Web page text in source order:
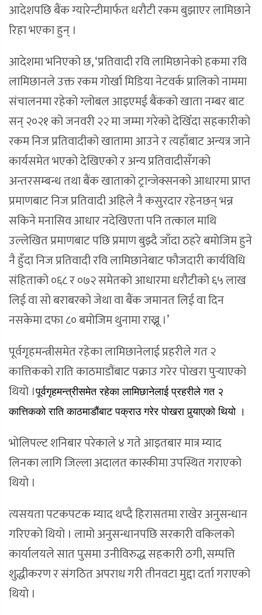
आदेशपछि बैंक ग्यारेन्टीमार्फत धरौटी रकम बुझाएर लामिछाने
रिहा भएका हुन् ।
आदेशमा भनिएको छ, ‘प्रतिवादी रवि लामिछानेको हकमा रवि
लामिछानले उक्त रकम गोर्खा मिडिया नेटवर्क प्रालिको नाममा
संचालनमा रहेको ग्लोबल आइएमई बैंकको खाता नम्बर बाट
सन् २०२१ को जनवरी २२ मा जम्मा गरेको देखिँदा सहकारीको
रकम निज प्रतिवादीको खातामा आउने र त्यहाँबाट अन्यत्र जाने
कार्यसमेत भएको देखिएको र अन्य प्रतिवादीसँगको
अन्तरसम्बन्ध तथा बैंक खाताको ट्रान्जेक्सनको आधारमा प्राप्त
प्रमाणबाट निज प्रतिवादी अहिले नै कसुरदार रहेनछन् भन्न
सकिने मनासिव आधार नदेखिएता पनि तत्काल माथि
उल्लेखित प्रमाणबाट पछि प्रमाण बुझ्दै जाँदा ठहरे बमोजिम हुने
नै हुँदा निज प्रतिवादी रवि लामिछानेबाट फौजदारी कार्यविधि
संहिताको ०६८ र ०७२ समेतको आधारमा धरौटीको ६५ लाख
लिई वा सो बराबरको जेथा वा बैंक जमानत लिई वा दिन
नसकेमा दफा ८० बमोजिम थुनामा राख्नू ।’
पूर्वगृहमन्त्रीसमेत रहेका लामिछानेलाई प्रहरीले गत २
कात्तिकको राति काठमाडौंबाट पक्राउ गरेर पोखरा पुर्‍याएको
थियो ।पूर्वगृहमन्त्रीसमेत रहेका लामिछानेलाई प्रहरीले गत २
कात्तिकको राति काठमाडौंबाट पक्राउ गरेर पोखरा पुर्‍याएको थियो ।
भोलिपल्ट शनिबार परेकाले ४ गते आइतबार मात्र म्याद
लिनका लागि जिल्ला अदालत कास्कीमा उपस्थित गराएको
थियो ।
त्यसयता पटकपटक म्याद थप्दै हिरासतमा राखेर अनुसन्धान
गरिएको थियो । लामो अनुसन्धानपछि सरकारी वकिलको
कार्यालयले सात पुसमा उनीविरुद्ध सहकारी ठगी, सम्पत्ति
शुद्धीकरण र संगठित अपराध गरी तीनवटा मुद्दा दर्ता गराएको
थियो ।